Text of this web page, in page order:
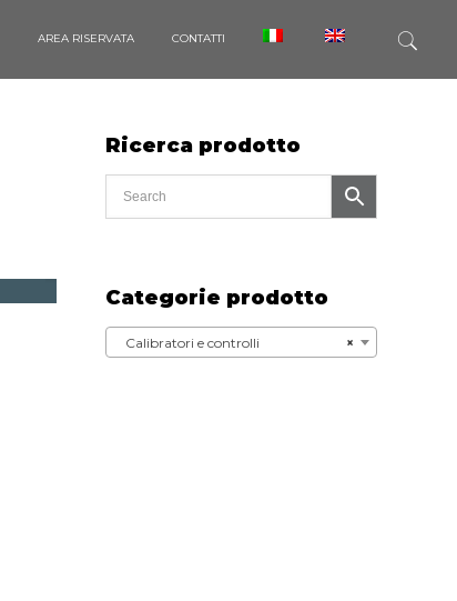
AREA RISERVATA CONTATTI
Ricerca prodotto
Categorie prodotto
×
Calibratori e controlli